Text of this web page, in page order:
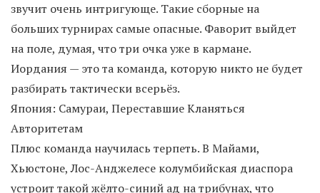
звучит очень интригующе. Такие сборные на
больших турнирах самые опасные. Фаворит выйдет
на поле, думая, что три очка уже в кармане.
Иордания — это та команда, которую никто не будет
разбирать тактически всерьёз.
Япония: Самураи, Переставшие Кланяться
Авторитетам
Плюс команда научилась терпеть. В Майами,
Хьюстоне, Лос-Анджелесе колумбийская диаспора
устроит такой жёлто-синий ад на трибунах, что